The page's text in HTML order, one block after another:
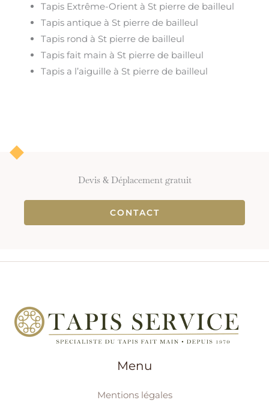
Tapis Extrême-Orient à St pierre de bailleul
Tapis antique à St pierre de bailleul
Tapis rond à St pierre de bailleul
Tapis fait main à St pierre de bailleul
Tapis a l’aiguille à St pierre de bailleul
Devis & Déplacement gratuit
CONTACT
Menu
Mentions légales